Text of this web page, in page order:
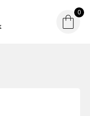
0